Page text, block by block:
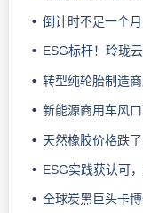
倒计时不足一个
ESG标杆！玲珑
转型纯轮胎制造
新能源商用车风
天然橡胶价格跌了
ESG实践获认可
全球炭黑巨头卡